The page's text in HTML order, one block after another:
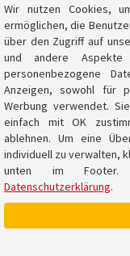
Wir nutzen Cookies,
ermöglichen, die
über den Zugriff auf
und andere Aspekte
personenbezogene
Anzeigen, sowohl für
Werbung verwendet.
einfach mit OK
ablehnen. Um eine
individuell zu verwalten,
unten im Footer.
Datenschutzerklärung.